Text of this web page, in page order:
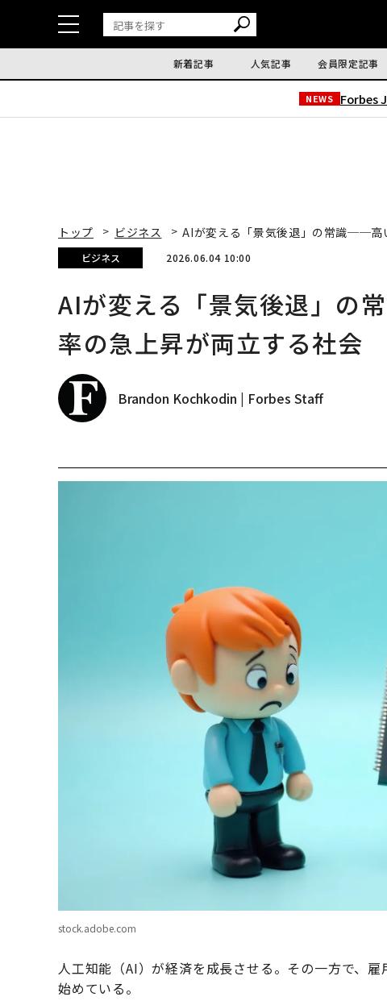
新着記事 人気記事 会員限定記事
NEWS Forbes
トップ ビジネス AIが変える「景気後退」の常識──高
ビジネス 2026.06.04 10:00
AIが変える「景気後退」の
率の急上昇が両立する社会
Brandon Kochkodin | Forbes Staff
stock.adobe.com
人工知能（AI）が経済を成長させる。その一方で、
始めている。